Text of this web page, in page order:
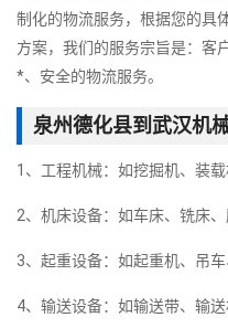
制化的物流服务，根据您的具
方案，我们的服务宗旨是：客
*、安全的物流服务。
泉州德化县到武汉机
1、工程机械：如挖掘机、装载
2、机床设备：如车床、铣床、
3、起重设备：如起重机、吊车
4、输送设备：如输送带、输送